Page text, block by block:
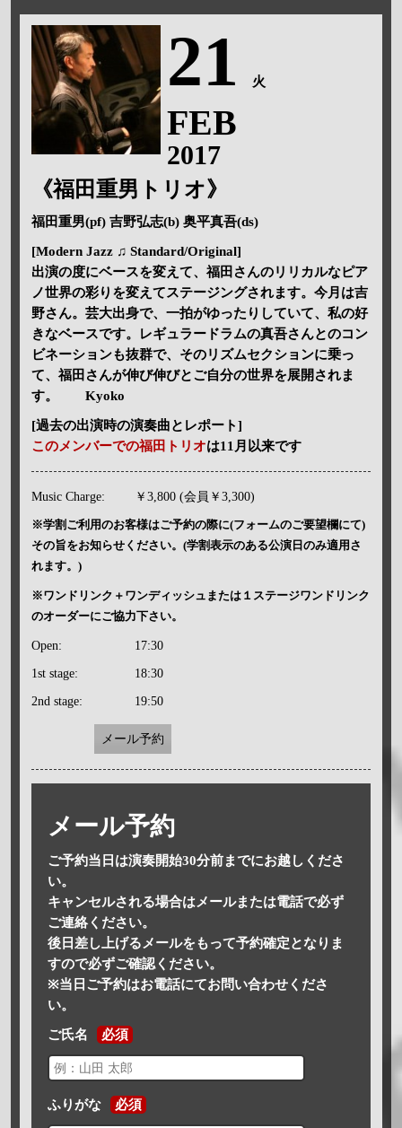
21 火
FEB
2017
《福田重男トリオ》
福田重男(pf) 吉野弘志(b) 奥平真吾(ds)
[Modern Jazz ♫ Standard/Original]
出演の度にベースを変えて、福田さんのリリカルなピア
ノ世界の彩りを変えてステージングされます。今月は吉
野さん。芸大出身で、一拍がゆったりしていて、私の好
きなベースです。レギュラードラムの真吾さんとのコン
ビネーションも抜群で、そのリズムセクションに乗っ
て、福田さんが伸び伸びとご自分の世界を展開されま
す。 Kyoko
[過去の出演時の演奏曲とレポート]
このメンバーでの福田トリオは11月以来です
Music Charge: ￥3,800 (会員￥3,300)
※学割ご利用のお客様はご予約の際に(フォームのご要望欄にて)
その旨をお知らせください。(学割表示のある公演日のみ適用さ
れます。)
※ワンドリンク＋ワンディッシュまたは１ステージワンドリンク
のオーダーにご協力下さい。
Open: 17:30
1st stage: 18:30
2nd stage: 19:50
メール予約
メール予約
ご予約当日は演奏開始30分前までにお越しくださ
い。
キャンセルされる場合はメールまたは電話で必ず
ご連絡ください。
後日差し上げるメールをもって予約確定となりま
すので必ずご確認ください。
※当日ご予約はお電話にてお問い合わせくださ
い。
ご氏名 必須
ふりがな 必須